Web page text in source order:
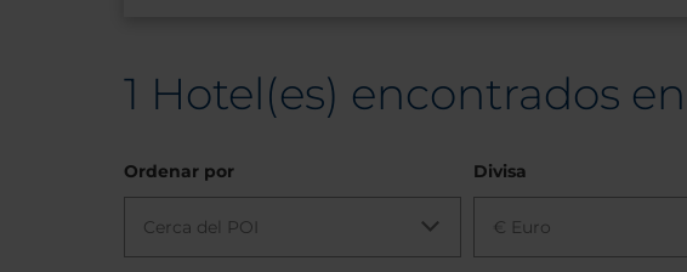
1 Hotel(es) encontrados
Ordenar por
Cerca del POI
Divisa
€ Euro